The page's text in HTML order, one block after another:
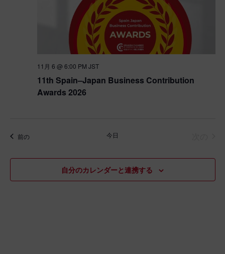
11th Spain–Japan Business Contribution
Awards 2026
11月 6 @ 6:00 PM JST
前のイベント 今日
自分のカレンダーと連携する